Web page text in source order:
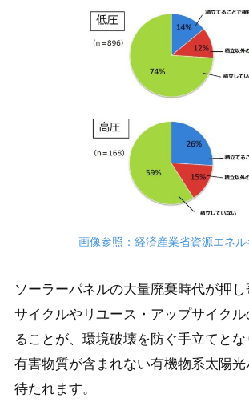
画像参照：経済産業省資源エネ
ソーラーパネルの大量廃棄時代が押し
サイクルやリユース・アップサイク
ることが、環境破壊を防ぐ手立てとな
有害物質が含まれない有機物系太陽
待たれます。